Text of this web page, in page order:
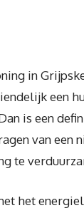
in
een
is een
van een
te
het